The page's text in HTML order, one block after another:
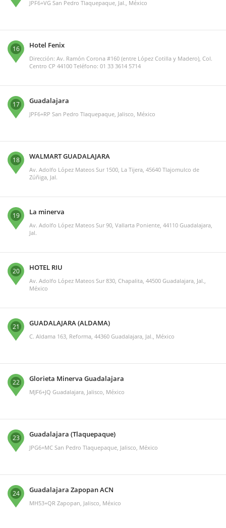
JPF6+VG San Pedro Tlaquepaque, Jal., México
16 Hotel Fenix
Dirección: Av. Ramón Corona #160 (entre López Cotilla y Madero), Col.
Centro CP 44100 Teléfono: 01 33 3614 5714
17 Guadalajara
JPF6+RP San Pedro Tlaquepaque, Jalisco, México
18 WALMART GUADALAJARA
Av. Adolfo López Mateos Sur 1500, La Tijera, 45640 Tlajomulco de
Zúñiga, Jal.
19 La minerva
Av. Adolfo López Mateos Sur 90, Vallarta Poniente, 44110 Guadalajara,
Jal.
20 HOTEL RIU
Av. Adolfo López Mateos Sur 830, Chapalita, 44500 Guadalajara, Jal.,
México
21 GUADALAJARA (ALDAMA)
C. Aldama 163, Reforma, 44360 Guadalajara, Jal., México
22 Glorieta Minerva Guadalajara
MJF6+JQ Guadalajara, Jalisco, México
23 Guadalajara (Tlaquepaque)
JPG6+MC San Pedro Tlaquepaque, Jalisco, México
24 Guadalajara Zapopan ACN
MH53+QR Zapopan, Jalisco, México